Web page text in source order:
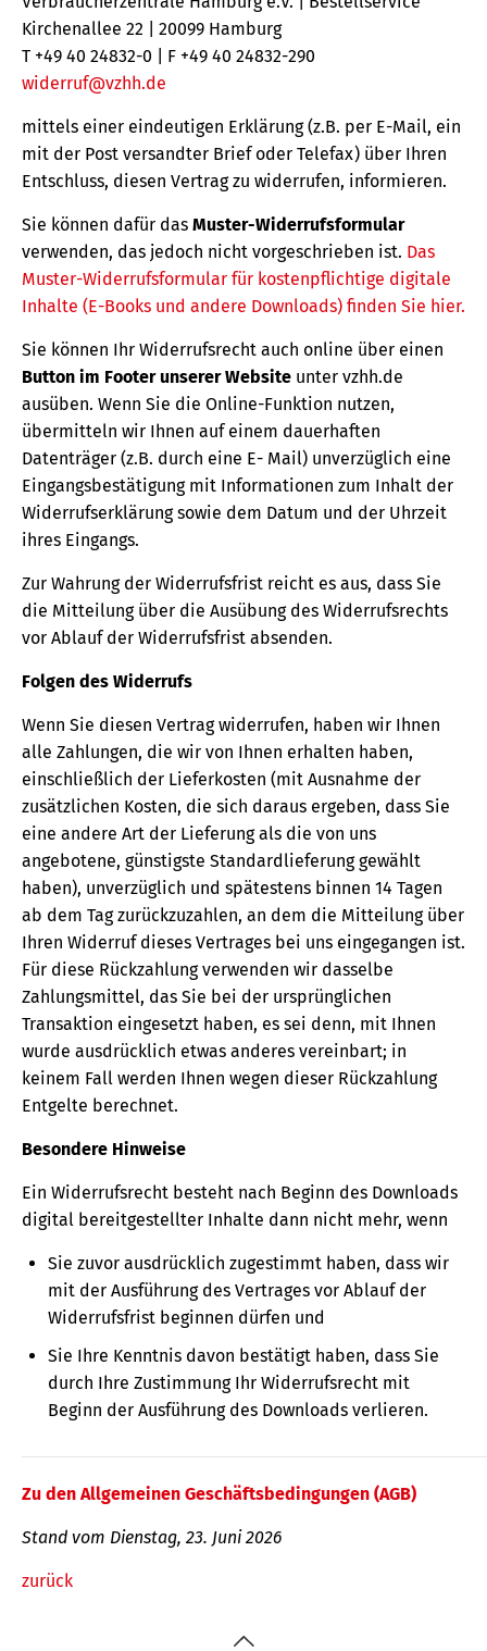
Kirchenallee 22 | 20099 Hamburg
T +49 40 24832-0 | F +49 40 24832-290
widerruf@vzhh.de
mittels einer eindeutigen Erklärung (z.B. per E-Mail, ein
mit der Post versandter Brief oder Telefax) über Ihren
Entschluss, diesen Vertrag zu widerrufen, informieren.
Sie können dafür das Muster-Widerrufsformular
verwenden, das jedoch nicht vorgeschrieben ist. Das
Muster-Widerrufsformular für kostenpflichtige digitale
Inhalte (E-Books und andere Downloads) finden Sie hier.
Sie können Ihr Widerrufsrecht auch online über einen
Button im Footer unserer Website unter vzhh.de
ausüben. Wenn Sie die Online-Funktion nutzen,
übermitteln wir Ihnen auf einem dauerhaften
Datenträger (z.B. durch eine E- Mail) unverzüglich eine
Eingangsbestätigung mit Informationen zum Inhalt der
Widerrufserklärung sowie dem Datum und der Uhrzeit
ihres Eingangs.
Zur Wahrung der Widerrufsfrist reicht es aus, dass Sie
die Mitteilung über die Ausübung des Widerrufsrechts
vor Ablauf der Widerrufsfrist absenden.
Folgen des Widerrufs
Wenn Sie diesen Vertrag widerrufen, haben wir Ihnen
alle Zahlungen, die wir von Ihnen erhalten haben,
einschließlich der Lieferkosten (mit Ausnahme der
zusätzlichen Kosten, die sich daraus ergeben, dass Sie
eine andere Art der Lieferung als die von uns
angebotene, günstigste Standardlieferung gewählt
haben), unverzüglich und spätestens binnen 14 Tagen
ab dem Tag zurückzuzahlen, an dem die Mitteilung über
Ihren Widerruf dieses Vertrages bei uns eingegangen ist.
Für diese Rückzahlung verwenden wir dasselbe
Zahlungsmittel, das Sie bei der ursprünglichen
Transaktion eingesetzt haben, es sei denn, mit Ihnen
wurde ausdrücklich etwas anderes vereinbart; in
keinem Fall werden Ihnen wegen dieser Rückzahlung
Entgelte berechnet.
Besondere Hinweise
Ein Widerrufsrecht besteht nach Beginn des Downloads
digital bereitgestellter Inhalte dann nicht mehr, wenn
Sie zuvor ausdrücklich zugestimmt haben, dass wir
mit der Ausführung des Vertrages vor Ablauf der
Widerrufsfrist beginnen dürfen und
Sie Ihre Kenntnis davon bestätigt haben, dass Sie
durch Ihre Zustimmung Ihr Widerrufsrecht mit
Beginn der Ausführung des Downloads verlieren.
Zu den Allgemeinen Geschäftsbedingungen (AGB)
Stand vom Dienstag, 23. Juni 2026
zurück